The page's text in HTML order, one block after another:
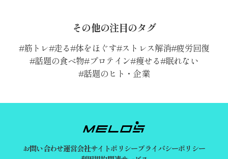
その他の注目のタグ
筋トレ 走る 体をほぐす ストレス解消 疲労回復
話題の食べ物 プロテイン 痩せる 眠れない
話題のヒト・企業
お問い合わせ運営会社サイトポリシープライバシーポリシー